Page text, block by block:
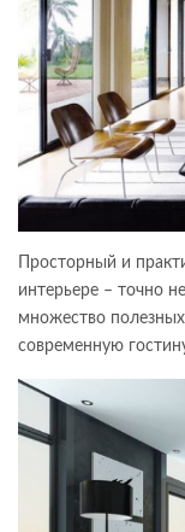
Просторный и
интерьере – точно
множество
современную